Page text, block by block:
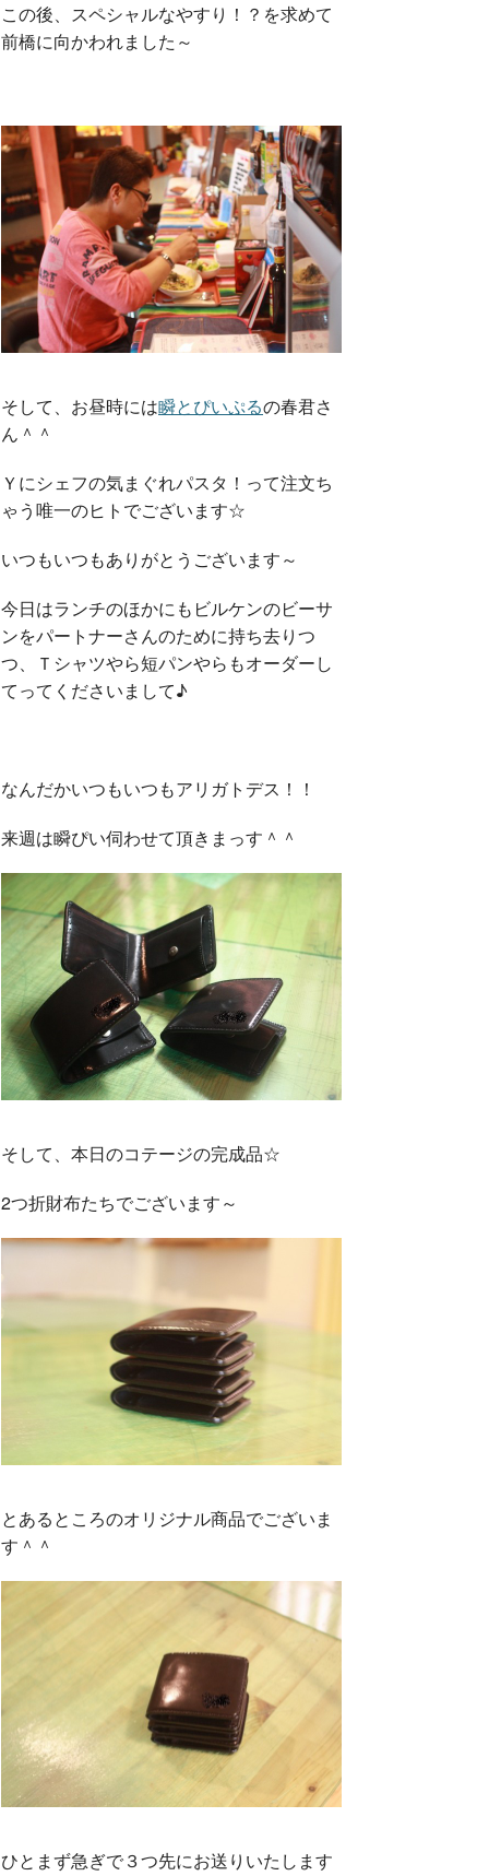
この後、スペシャルなやすり！？を求めて
前橋に向かわれました～
そして、お昼時には瞬とぴいぷるの春君さ
ん＾＾
Ｙにシェフの気まぐれパスタ！って注文ち
ゃう唯一のヒトでございます☆
いつもいつもありがとうございます～
今日はランチのほかにもビルケンのビーサ
ンをパートナーさんのために持ち去りつ
つ、Ｔシャツやら短パンやらもオーダーし
てってくださいまして♪
なんだかいつもいつもアリガトデス！！
来週は瞬ぴい伺わせて頂きまっす＾＾
そして、本日のコテージの完成品☆
2つ折財布たちでございます～
とあるところのオリジナル商品でございま
す＾＾
ひとまず急ぎで３つ先にお送りいたします